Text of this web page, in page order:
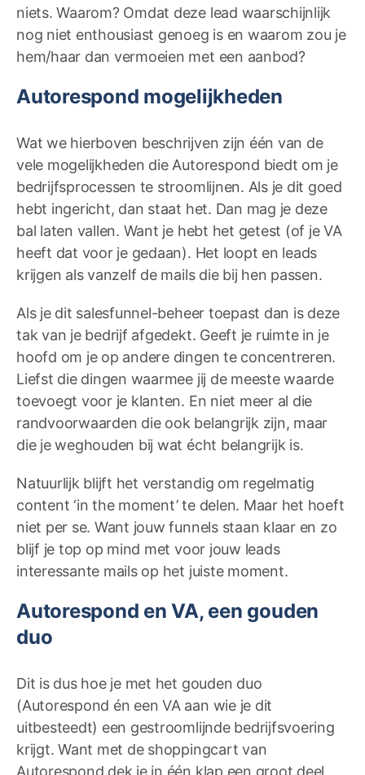
niets. Waarom? Omdat deze lead waarschijnlijk
nog niet enthousiast genoeg is en waarom zou je
hem/haar dan vermoeien met een aanbod?
Autorespond mogelijkheden
Wat we hierboven beschrijven zijn één van de
vele mogelijkheden die Autorespond biedt om je
bedrijfsprocessen te stroomlijnen. Als je dit goed
hebt ingericht, dan staat het. Dan mag je deze
bal laten vallen. Want je hebt het getest (of je VA
heeft dat voor je gedaan). Het loopt en leads
krijgen als vanzelf de mails die bij hen passen.
Als je dit salesfunnel-beheer toepast dan is deze
tak van je bedrijf afgedekt. Geeft je ruimte in je
hoofd om je op andere dingen te concentreren.
Liefst die dingen waarmee jij de meeste waarde
toevoegt voor je klanten. En niet meer al die
randvoorwaarden die ook belangrijk zijn, maar
die je weghouden bij wat écht belangrijk is.
Natuurlijk blijft het verstandig om regelmatig
content ‘in the moment’ te delen. Maar het hoeft
niet per se. Want jouw funnels staan klaar en zo
blijf je top op mind met voor jouw leads
interessante mails op het juiste moment.
Autorespond en VA, een gouden
duo
Dit is dus hoe je met het gouden duo
(Autorespond én een VA aan wie je dit
uitbesteedt) een gestroomlijnde bedrijfsvoering
krijgt. Want met de shoppingcart van
Autorespond dek je in één klap een groot deel